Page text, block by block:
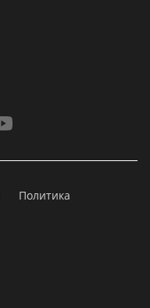
Политика